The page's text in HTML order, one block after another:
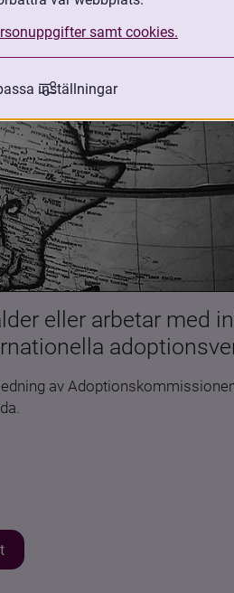
eller arbetar med
av
samt cookies.
inställningar